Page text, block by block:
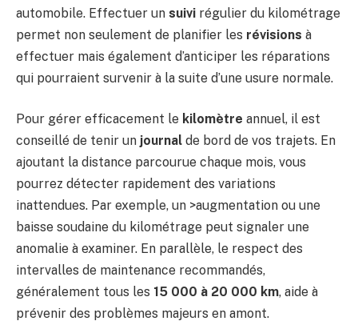
automobile. Effectuer un suivi régulier du kilométrage
permet non seulement de planifier les révisions à
effectuer mais également d’anticiper les réparations
qui pourraient survenir à la suite d’une usure normale.
Pour gérer efficacement le kilomètre annuel, il est
conseillé de tenir un journal de bord de vos trajets. En
ajoutant la distance parcourue chaque mois, vous
pourrez détecter rapidement des variations
inattendues. Par exemple, un >augmentation ou une
baisse soudaine du kilométrage peut signaler une
anomalie à examiner. En parallèle, le respect des
intervalles de maintenance recommandés,
généralement tous les 15 000 à 20 000 km, aide à
prévenir des problèmes majeurs en amont.